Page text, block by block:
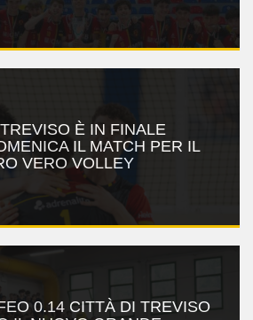
È IN FINALE
IL MATCH PER IL
VERO VOLLEY
0.14 CITTÀ DI TREVISO